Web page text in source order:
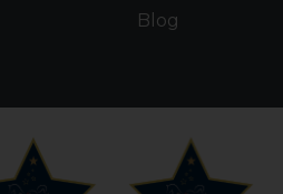
Blog